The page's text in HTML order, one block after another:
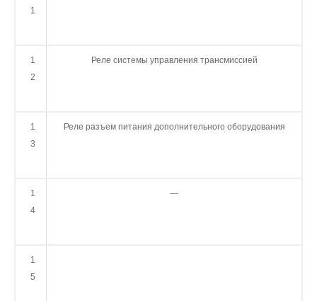
1
1
2
Реле системы управления трансмиссией
1
3
Реле разъем питания дополнительного оборудования
1
4
—
1
5